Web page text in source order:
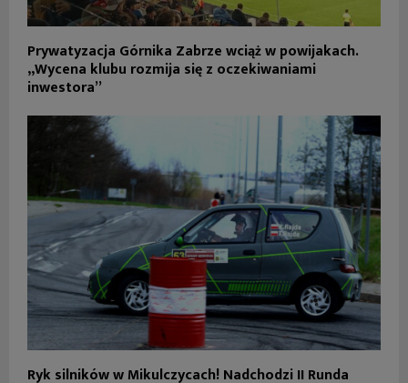
Prywatyzacja Górnika Zabrze wciąż w powijakach.
„Wycena klubu rozmija się z oczekiwaniami
inwestora”
Ryk silników w Mikulczycach! Nadchodzi II Runda